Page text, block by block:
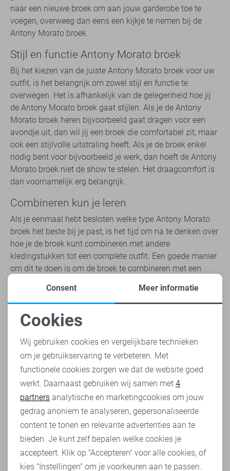
naar een nieuwe broek om aan jouw garderobe toe te
voegen, overweeg dan eens een kijkje te nemen bij de
Antony Morato broek.
Stijl en functie Antony Morato broek
Bij het kiezen van de juiste Antony Morato broek voor uw
outfit, is het belangrijk om zowel stijl en functie te
overwegen. Het is afhankelijk van de gelegenheid hoe jij
de Antony Morato broek gaat stijlen. Als je de Antony
Morato broek heren bijvoorbeeld gaat dragen voor een
avondje uit, dan wil jij een broek die comfortabel zit, maar
ook een stijlvolle uitstraling heeft. Als je de broek enkel
nodig bent voor bijvoorbeeld je werk, dan hoeft de Antony
Morato broek niet de show te stelen. Het draagcomfort is
dan voornamelijk erg belangrijk.
Combineren kun je leren
Als je eenmaal hebt besloten welke type Antony Morato
broek het beste bij je past, is het tijd om na te denken over
hoe je de broek kunt combineren met andere
kledingstukken tot een complete outfit. Een goede manier
om dit te doen is om de broek te combineren met een
een klassieke look die zowel een stijlvolle als
professionele uitstraling heeft. Daarnaast kan je de
Antony Morato broek ook dragen met een eenvoudig T-
outfit. Combineer jouw Antony Morato broek met een trui,
shirt en jasje voor een stijlvolle en professionele
uitstraling. Ontdek hoe jij de broek Antony Morato gaat
combineren.
Welke stijl heb jij?
Wat is jouw persoonlijke stijl? Het maakt in principe niet
uit, want er is altijd wel een broek van Antony Morato die
perfect bij joui past. Dus bekijk het assortiment en vindt
de broek die bij jou past. Je zult verbaasd zijn over
hoeveel verschillende soorten broeken er verkrijgbaar zijn.
Noodzakelijke cookies
Personalisatie cookies
Analytische cookies
Marketing cookies
Consent Meer informatie
Cookies
Wij gebruiken cookies en vergelijkbare technieken
om je gebruikservaring te verbeteren. Met
functionele cookies zorgen we dat de website goed
werkt. Daarnaast gebruiken wij samen met 4
partners analytische en marketingcookies om jouw
gedrag anoniem te analyseren, gepersonaliseerde
content te tonen en relevante advertenties aan te
bieden. Je kunt zelf bepalen welke cookies je
accepteert. Klik op "Accepteren" voor alle cookies, of
kies "Instellingen" om je voorkeuren aan te passen.